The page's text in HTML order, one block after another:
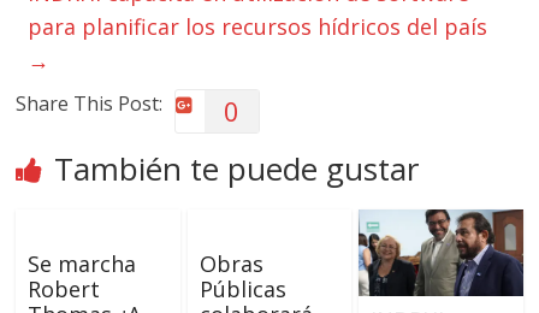
para planificar los recursos hídricos del país
→
Share This Post: 0
También te puede gustar
Se marcha
Robert
Obras
Públicas